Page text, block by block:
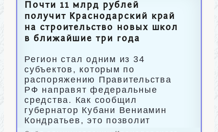
Почти 11 млрд рублей
получит Краснодарский край
на строительство новых школ
в ближайшие три года
Регион стал одним из 34
субъектов, которым по
распоряжению Правительства
РФ направят федеральные
средства. Как сообщил
губернатор Кубани Вениамин
Кондратьев, это позволит